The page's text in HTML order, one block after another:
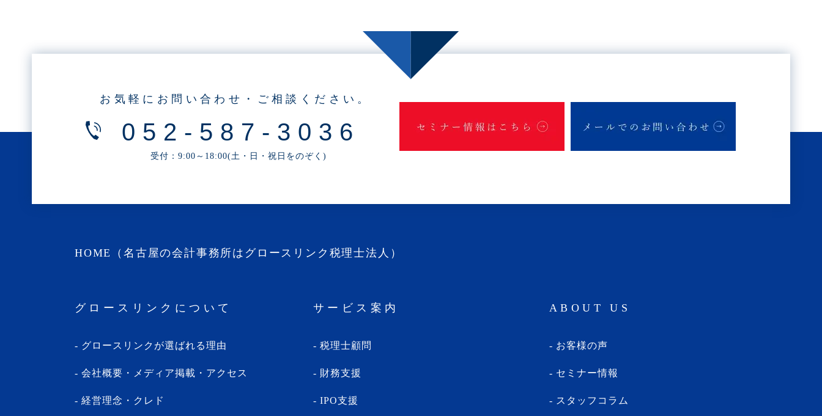
・2025年2月(3記事)
・2024年12月(2記事)
・2024年10月(3記事)
・2024年9月(4記事)
・2024年4月(2記事)
・2024年1月(5記事)
・2023年11月(3記事)
・2023年10月(1記事)
・2023年8月(13記事)
お気軽にお問い合わせ・ご相談ください。
052-587-3036
受付：9:00～18:00(土・日・祝日をのぞく)
HOME（名古屋の会計事務所はグロースリンク税理士法人）
グロースリンクについて
グロースリンクが選ばれる理由
会社概要・メディア掲載・アクセス
経営理念・クレド
サービス案内
税理士顧問
財務支援
IPO支援
ABOUT US
お客様の声
セミナー情報
スタッフコラム